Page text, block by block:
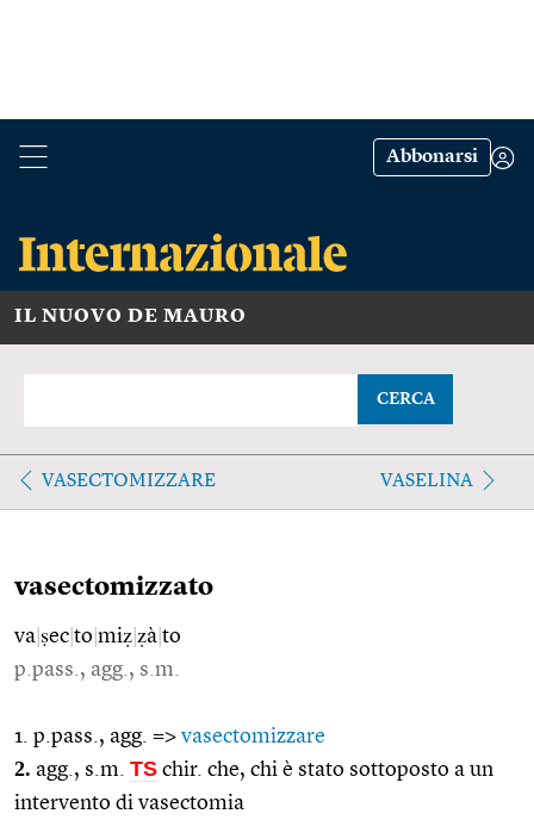
Abbonarsi
IL NUOVO DE MAURO
CERCA
VASECTOMIZZARE VASELINA
vasectomizzato
va ṣec to miẓ ẓà to
p.pass., agg., s.m.
1. p.pass., agg. => vasectomizzare
2. agg., s.m. TS chir. che, chi è stato sottoposto a un
intervento di vasectomia